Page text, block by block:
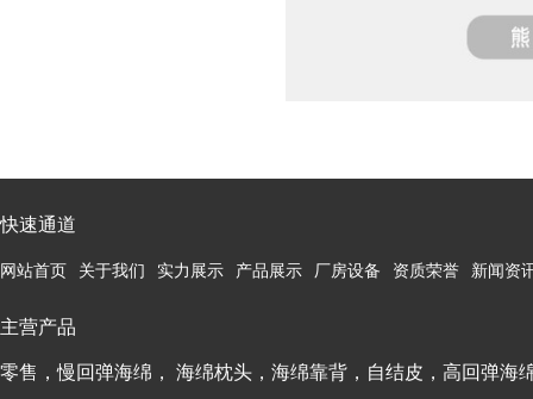
快速通道
网站首页 关于我们 实力展示 产品展示 厂房设备 资质荣誉 新闻资
主营产品
零售，慢回弹海绵， 海绵枕头，海绵靠背，自结皮，高回弹海